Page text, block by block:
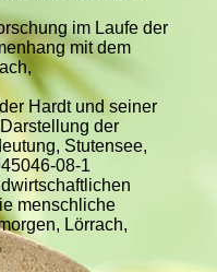
im Laufe der
mit dem
Hardt und seiner
der
Stutensee,
08-1
menschliche
Lörrach,